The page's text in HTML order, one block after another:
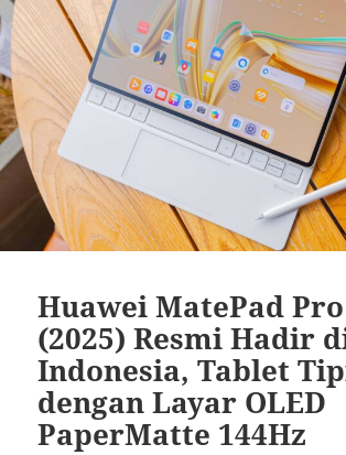
Huawei MatePad
(2025) Resmi Hadir
Indonesia, Tablet
dengan Layar OLED
PaperMatte 144Hz